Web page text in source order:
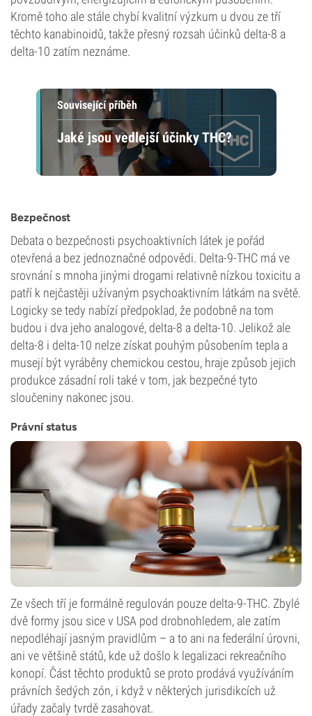
Kromě toho ale stále chybí kvalitní výzkum u dvou ze tří
těchto kanabinoidů, takže přesný rozsah účinků delta-8 a
delta-10 zatím neznáme.
Související příběh
Jaké jsou vedlejší účinky THC?
Bezpečnost
Debata o bezpečnosti psychoaktivních látek je pořád
otevřená a bez jednoznačné odpovědi. Delta-9-THC má ve
srovnání s mnoha jinými drogami relativně nízkou toxicitu a
patří k nejčastěji užívaným psychoaktivním látkám na světě.
Logicky se tedy nabízí předpoklad, že podobně na tom
budou i dva jeho analogové, delta-8 a delta-10. Jelikož ale
delta-8 i delta-10 nelze získat pouhým působením tepla a
musejí být vyráběny chemickou cestou, hraje způsob jejich
produkce zásadní roli také v tom, jak bezpečné tyto
sloučeniny nakonec jsou.
Právní status
Ze všech tří je formálně regulován pouze delta-9-THC. Zbylé
dvě formy jsou sice v USA pod drobnohledem, ale zatím
nepodléhají jasným pravidlům – a to ani na federální úrovni,
ani ve většině států, kde už došlo k legalizaci rekreačního
konopí. Část těchto produktů se proto prodává využíváním
právních šedých zón, i když v některých jurisdikcích už
úřady začaly tvrdě zasahovat.